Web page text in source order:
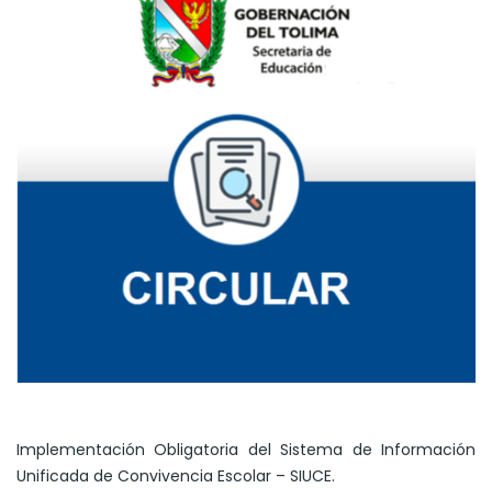
Implementación Obligatoria del Sistema de Información
Unificada de Convivencia Escolar – SIUCE.